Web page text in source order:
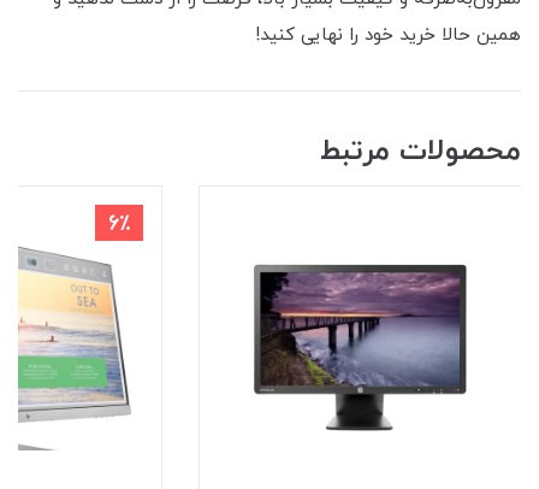
همین حالا خرید خود را نهایی کنید!
محصولات مرتبط
6٪